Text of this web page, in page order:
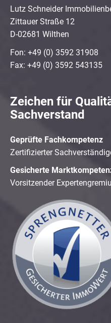
Lutz Schneider
Zittauer Straße 12
D-02681 Wilthen
Fon: +49 (0) 3592 31908
Fax: +49 (0) 3592 543135
Zeichen für
Sachverstand
Geprüfte Fachkompetenz
Zertifizierter
Gesicherte
Vorsitzender